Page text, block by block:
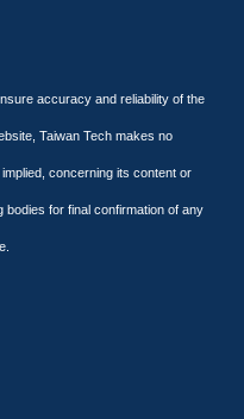
accuracy and reliability of the
Taiwan Tech makes no
concerning its content or
for final confirmation of any